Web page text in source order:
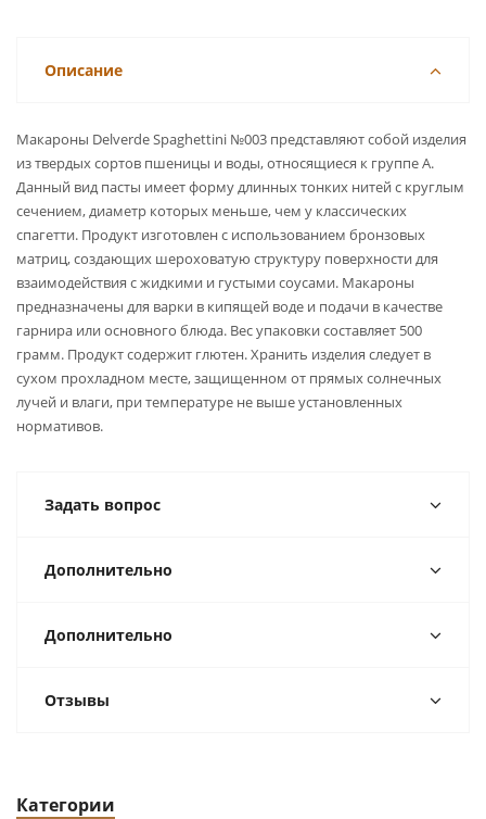
Описание
Макароны Delverde Spaghettini №003 представляют собой изделия
из твердых сортов пшеницы и воды, относящиеся к группе А.
Данный вид пасты имеет форму длинных тонких нитей с круглым
сечением, диаметр которых меньше, чем у классических
спагетти. Продукт изготовлен с использованием бронзовых
матриц, создающих шероховатую структуру поверхности для
взаимодействия с жидкими и густыми соусами. Макароны
предназначены для варки в кипящей воде и подачи в качестве
гарнира или основного блюда. Вес упаковки составляет 500
грамм. Продукт содержит глютен. Хранить изделия следует в
сухом прохладном месте, защищенном от прямых солнечных
лучей и влаги, при температуре не выше установленных
нормативов.
Задать вопрос
Дополнительно
Дополнительно
Отзывы
Категории